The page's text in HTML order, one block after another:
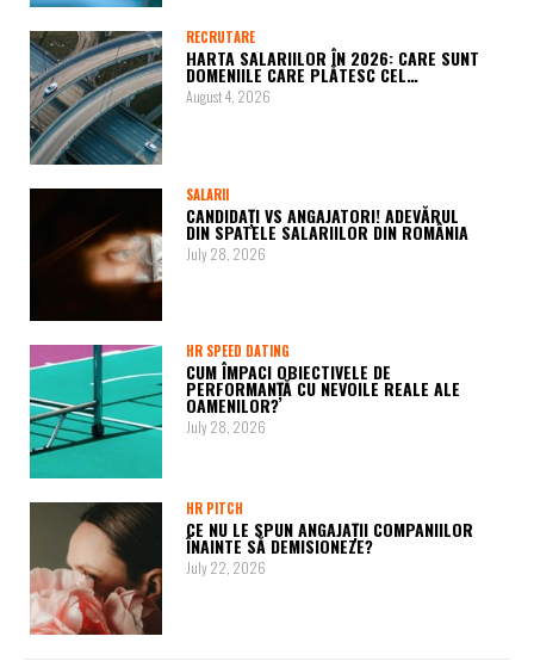
RECRUTARE
HARTA SALARIILOR ÎN 2026: CARE SUNT
DOMENIILE CARE PLĂTESC CEL…
August 4, 2026
SALARII
CANDIDAȚI VS ANGAJATORI! ADEVĂRUL
DIN SPATELE SALARIILOR DIN ROMÂNIA
July 28, 2026
HR SPEED DATING
CUM ÎMPACI OBIECTIVELE DE
PERFORMANȚĂ CU NEVOILE REALE ALE
OAMENILOR?
July 28, 2026
HR PITCH
CE NU LE SPUN ANGAJAȚII COMPANIILOR
ÎNAINTE SĂ DEMISIONEZE?
July 22, 2026